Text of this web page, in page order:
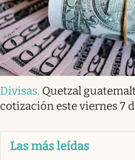
Divisas. Quetzal
cotización este viernes 7
Las más leídas